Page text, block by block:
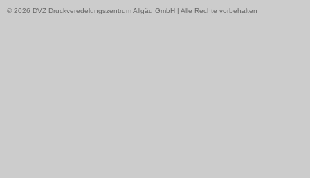
© 2026 DVZ Druckveredelungszentrum Allgäu GmbH | Alle Rechte vorbehalten